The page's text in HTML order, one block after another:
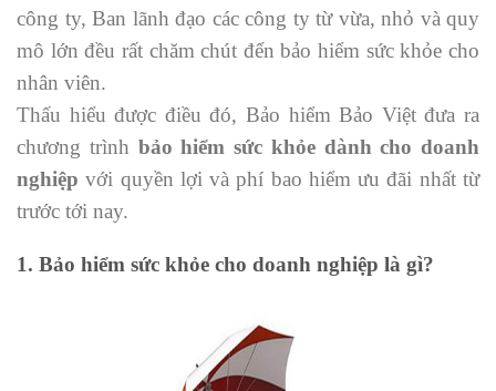
công ty, Ban lãnh đạo các công ty từ vừa, nhỏ và quy
mô lớn đều rất chăm chút đến bảo hiểm sức khỏe cho
nhân viên.
Thấu hiểu được điều đó, Bảo hiểm Bảo Việt đưa ra
chương trình bảo hiểm sức khỏe dành cho doanh
nghiệp với quyền lợi và phí bao hiểm ưu đãi nhất từ
trước tới nay.
1. Bảo hiểm sức khỏe cho doanh nghiệp là gì?